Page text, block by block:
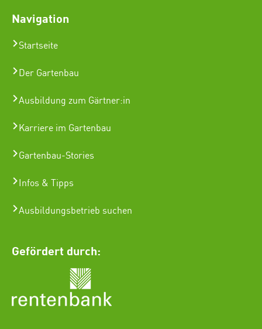
Navigation
Startseite
Der Gartenbau
Ausbildung zum Gärtner:in
Karriere im Gartenbau
Gartenbau-Stories
Infos & Tipps
Ausbildungsbetrieb suchen
Gefördert durch: